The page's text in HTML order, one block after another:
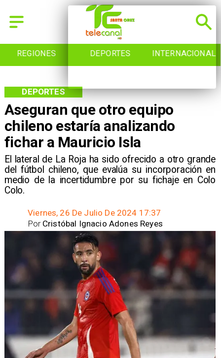
REGIONES DEPORTES INTERNACIONAL
Aseguran que otro equipo
chileno estaría analizando
fichar a Mauricio Isla
​El lateral de La Roja ha sido ofrecido a otro grande
del fútbol chileno, que evalúa su incorporación en
medio de la incertidumbre por su fichaje en Colo
Colo.
DEPORTES
Viernes, 26 De Julio De 2024 17:37
Cristóbal Ignacio Adones Reyes
Por